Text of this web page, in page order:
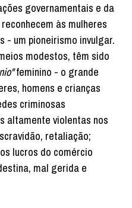
governamentais e da
às mulheres
um pioneirismo invulgar.
modestos, têm sido
feminino - o grande
homens e crianças
criminosas
altamente violentas nos
retaliação;
lucros do comércio
mal gerida e